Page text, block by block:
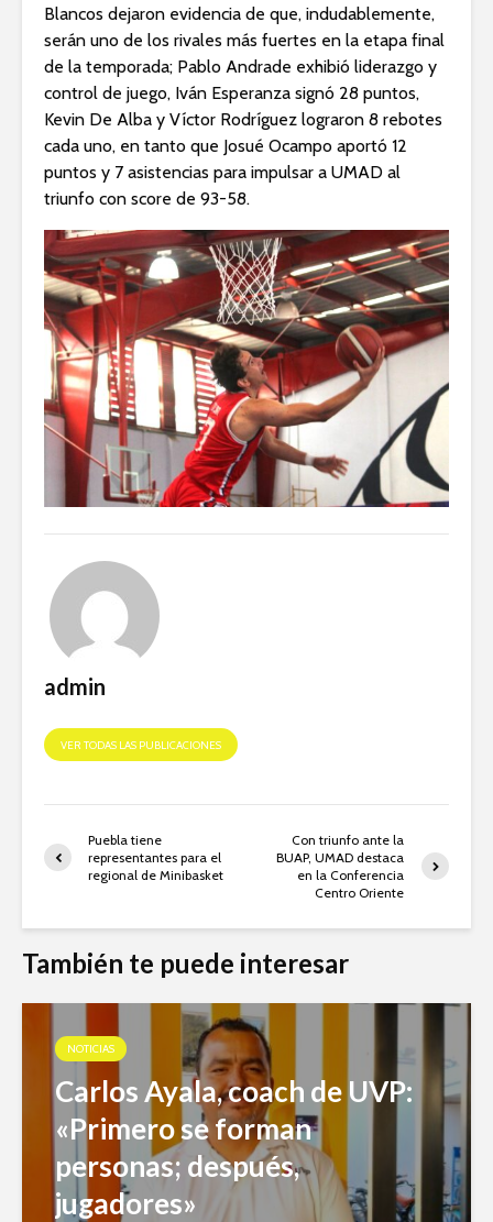
Blancos dejaron evidencia de que, indudablemente,
serán uno de los rivales más fuertes en la etapa final
de la temporada; Pablo Andrade exhibió liderazgo y
control de juego, Iván Esperanza signó 28 puntos,
Kevin De Alba y Víctor Rodríguez lograron 8 rebotes
cada uno, en tanto que Josué Ocampo aportó 12
puntos y 7 asistencias para impulsar a UMAD al
triunfo con score de 93-58.
admin
VER TODAS LAS PUBLICACIONES
Puebla tiene
representantes para el
regional de Minibasket
Con triunfo ante la
BUAP, UMAD destaca
en la Conferencia
Centro Oriente
También te puede interesar
NOTICIAS
Carlos Ayala, coach de UVP:
«Primero se forman
personas; después,
jugadores»